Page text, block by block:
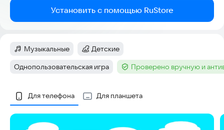
Установить с помощью RuStore
Категория:
Музыкальные Категория:
Детские
Тег:
Однопользовательская игра Тег :Проверено вручную и
Скриншоты
Для телефона Для планшета